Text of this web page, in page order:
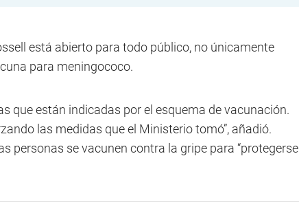
está abierto para todo público, no únicamente
para meningococo.
que están indicadas por el esquema de vacunación.
las medidas que el Ministerio tomó”, añadió.
personas se vacunen contra la gripe para “protegerse